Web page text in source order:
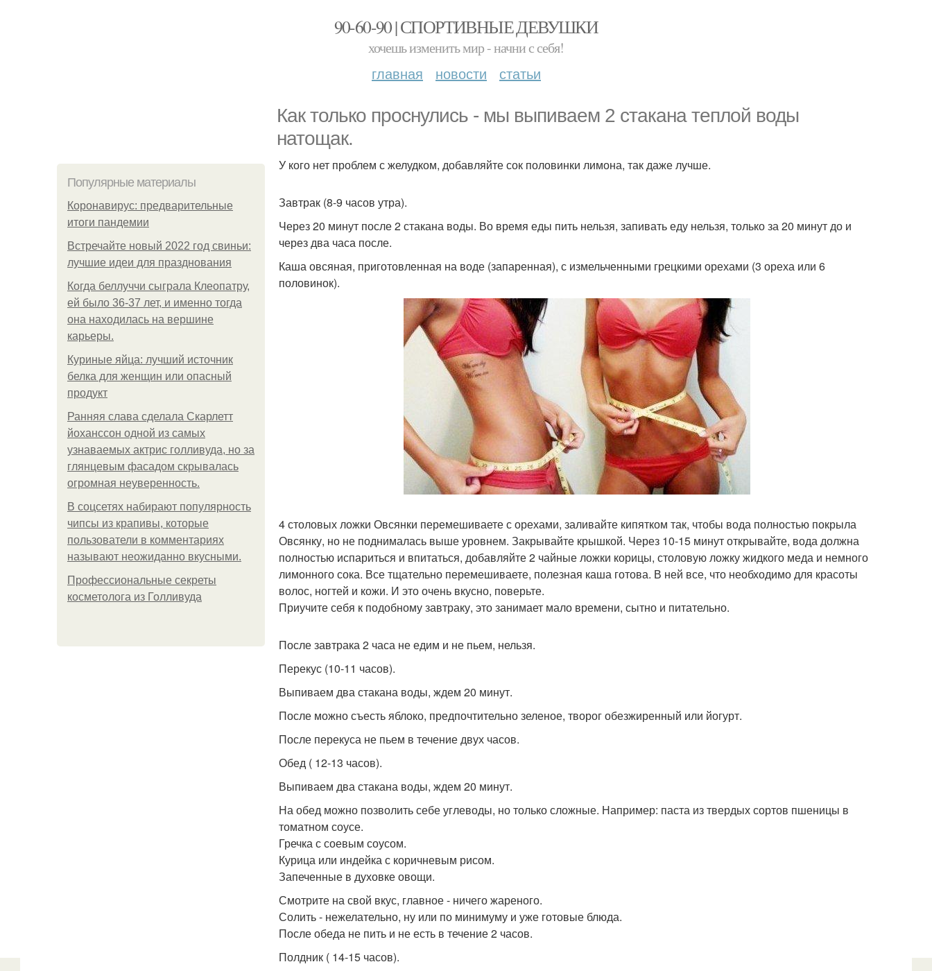
90-60-90 | СПОРТИВНЫЕ ДЕВУШКИ
хочешь изменить мир - начни с себя!
главная новости статьи
Как только проснулись - мы выпиваем 2 стакана теплой воды
натощак.
Популярные материалы
Коронавирус: предварительные
итоги пандемии
Встречайте новый 2022 год свиньи:
лучшие идеи для празднования
Когда беллуччи сыграла Клеопатру,
ей было 36-37 лет, и именно тогда
она находилась на вершине
карьеры.
Куриные яйца: лучший источник
белка для женщин или опасный
продукт
Ранняя слава сделала Скарлетт
йоханссон одной из самых
узнаваемых актрис голливуда, но за
глянцевым фасадом скрывалась
огромная неуверенность.
В соцсетях набирают популярность
чипсы из крапивы, которые
пользователи в комментариях
называют неожиданно вкусными.
Профессиональные секреты
косметолога из Голливуда
У кого нет проблем с желудком, добавляйте сок половинки лимона, так даже лучше.
Завтрак (8-9 часов утра).
Через 20 минут после 2 стакана воды. Во время еды пить нельзя, запивать еду нельзя, только за 20 минут до и
через два часа после.
Каша овсяная, приготовленная на воде (запаренная), с измельченными грецкими орехами (3 ореха или 6
половинок).
4 столовых ложки Овсянки перемешиваете с орехами, заливайте кипятком так, чтобы вода полностью покрыла
Овсянку, но не поднималась выше уровнем. Закрывайте крышкой. Через 10-15 минут открывайте, вода должна
полностью испариться и впитаться, добавляйте 2 чайные ложки корицы, столовую ложку жидкого меда и немного
лимонного сока. Все тщательно перемешиваете, полезная каша готова. В ней все, что необходимо для красоты
волос, ногтей и кожи. И это очень вкусно, поверьте.
Приучите себя к подобному завтраку, это занимает мало времени, сытно и питательно.
После завтрака 2 часа не едим и не пьем, нельзя.
Перекус (10-11 часов).
Выпиваем два стакана воды, ждем 20 минут.
После можно съесть яблоко, предпочтительно зеленое, творог обезжиренный или йогурт.
После перекуса не пьем в течение двух часов.
Обед ( 12-13 часов).
Выпиваем два стакана воды, ждем 20 минут.
На обед можно позволить себе углеводы, но только сложные. Например: паста из твердых сортов пшеницы в
томатном соусе.
Гречка с соевым соусом.
Курица или индейка с коричневым рисом.
Запеченные в духовке овощи.
Смотрите на свой вкус, главное - ничего жареного.
Солить - нежелательно, ну или по минимуму и уже готовые блюда.
После обеда не пить и не есть в течение 2 часов.
Полдник ( 14-15 часов).